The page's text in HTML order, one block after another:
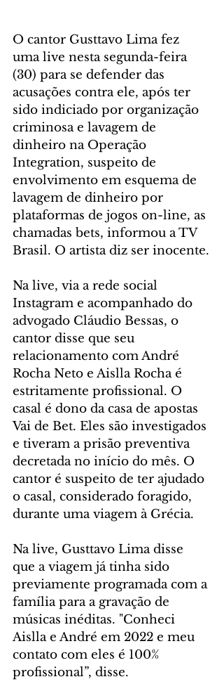
O cantor Gusttavo Lima fez
uma live nesta segunda-feira
(30) para se defender das
acusações contra ele, após ter
sido indiciado por organização
criminosa e lavagem de
dinheiro na Operação
Integration, suspeito de
envolvimento em esquema de
lavagem de dinheiro por
plataformas de jogos on-line, as
chamadas bets, informou a TV
Brasil. O artista diz ser inocente.
Na live, via a rede social
Instagram e acompanhado do
advogado Cláudio Bessas, o
cantor disse que seu
relacionamento com André
Rocha Neto e Aislla Rocha é
estritamente profissional. O
casal é dono da casa de apostas
Vai de Bet. Eles são investigados
e tiveram a prisão preventiva
decretada no início do mês. O
cantor é suspeito de ter ajudado
o casal, considerado foragido,
durante uma viagem à Grécia.
Na live, Gusttavo Lima disse
que a viagem já tinha sido
previamente programada com a
família para a gravação de
músicas inéditas. "Conheci
Aislla e André em 2022 e meu
contato com eles é 100%
profissional”, disse.